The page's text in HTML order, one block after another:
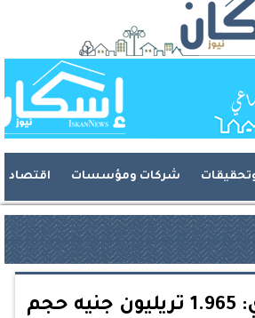
وتحقيقات شركات ومؤسسات اقتصاد
البنك المركزي: 1.965 تريليون جنيه حجم